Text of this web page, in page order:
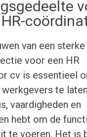
van een sterke
voor een HR
cv is essentieel
te
vaardigheden en
hebt om de
te voeren. Het is